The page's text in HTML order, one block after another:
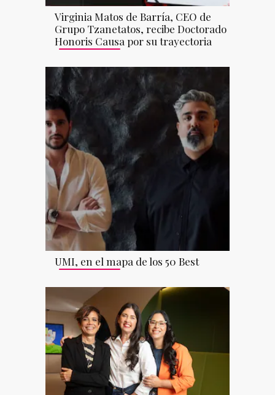
Virginia Matos de Barría, CEO de
Grupo Tzanetatos, recibe Doctorado
Honoris Causa por su trayectoria
UMI, en el mapa de los 50 Best